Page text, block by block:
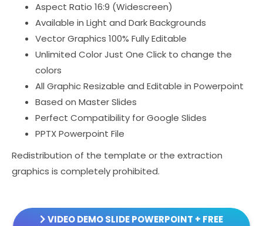
Aspect Ratio 16:9 (Widescreen)
Available in Light and Dark Backgrounds
Vector Graphics 100% Fully Editable
Unlimited Color Just One Click to change the
colors
All Graphic Resizable and Editable in Powerpoint
Based on Master Slides
Perfect Compatibility for Google Slides
PPTX Powerpoint File
Redistribution of the template or the extraction
graphics is completely prohibited.
VIDEO DEMO SLIDE POWERPOINT + FREE